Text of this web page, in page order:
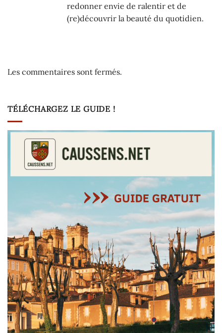
redonner envie de ralentir et de
(re)découvrir la beauté du quotidien.
Les commentaires sont fermés.
TÉLÉCHARGEZ LE GUIDE !